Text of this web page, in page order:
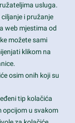
CA 94043
usluga.
i pružanje
web mjestima od
možete sami
klikom na
osim onih koji su
tip kolačića
opcijom u svakom